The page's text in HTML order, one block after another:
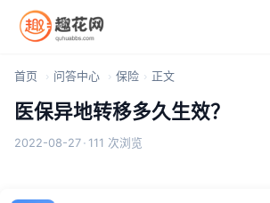
首页 问答中心 保险 正文
医保异地转移多久生效？
2022-08-27 · 111 次浏览